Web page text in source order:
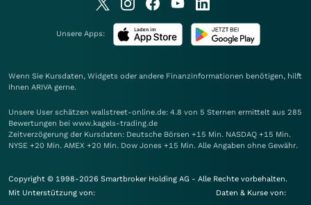
Unsere Apps:
Wenn Sie Kursdaten, Widgets oder andere Finanzinformationen benötigen, hilft
Ihnen ARIVA gerne.
Unsere User schätzen wallstreet-online.de: 4.8 von 5 Sternen ermittelt aus 285
Bewertungen bei www.kagels-trading.de
Zeitverzögerung der Kursdaten: Deutsche Börsen +15 Min. NASDAQ +15 Min.
NYSE +20 Min. AMEX +20 Min. Dow Jones +15 Min. Alle Angaben ohne Gewähr.
Copyright © 1998-2026 Smartbroker Holding AG - Alle Rechte vorbehalten.
Mit Unterstützung von:
Daten & Kurse von: